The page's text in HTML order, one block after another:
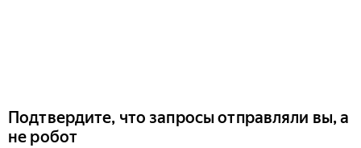
Подтвердите, что запросы отправляли вы, а
не робот